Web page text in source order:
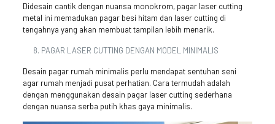
Didesain cantik dengan nuansa monokrom, pagar laser cutting
metal ini memadukan pagar besi hitam dan laser cutting di
tengahnya yang akan membuat tampilan lebih menarik.
PAGAR LASER CUTTING DENGAN MODEL MINIMALIS
Desain pagar rumah minimalis perlu mendapat sentuhan seni
agar rumah menjadi pusat perhatian. Cara termudah adalah
dengan menggunakan desain pagar laser cutting sederhana
dengan nuansa serba putih khas gaya minimalis.